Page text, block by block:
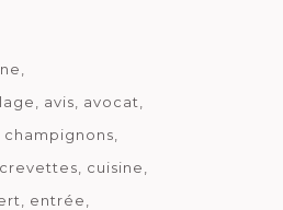
avis
avocat
champignons
crevettes
cuisine
entrée